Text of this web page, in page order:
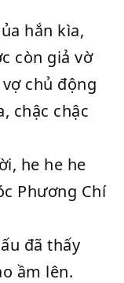
hắn kìa,
còn giả vờ
chủ động
chậc chậc
he he he
Phương Chí
đã thấy
ầm lên.